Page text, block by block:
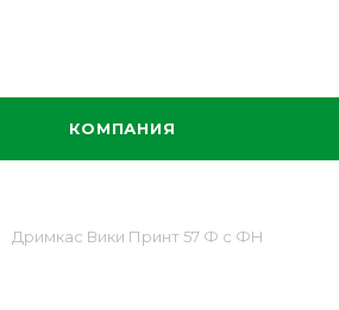
КОМПАНИЯ
Дримкас Вики Принт 57 Ф с ФН